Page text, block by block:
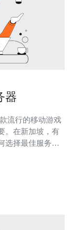
器
。在新加坡，有
选择最佳服务
务器可以减少